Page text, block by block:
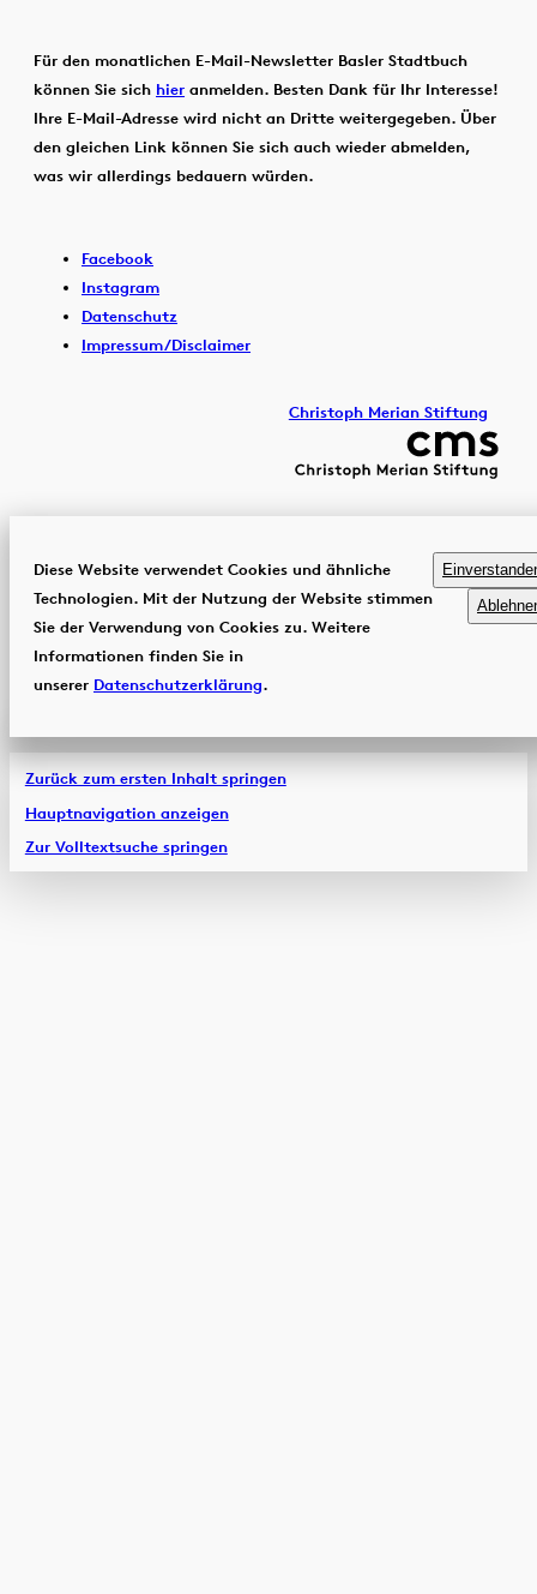
Für den monatlichen E-Mail-Newsletter Basler Stadtbuch
können Sie sich hier anmelden. Besten Dank für Ihr Interesse!
Ihre E-Mail-Adresse wird nicht an Dritte weitergegeben. Über
den gleichen Link können Sie sich auch wieder abmelden,
was wir allerdings bedauern würden.
Facebook
Instagram
Datenschutz
Impressum/Disclaimer
Christoph Merian Stiftung
Diese Website verwendet Cookies und ähnliche
Technologien. Mit der Nutzung der Website stimmen
Sie der Verwendung von Cookies zu. Weitere
Informationen finden Sie in
unserer Datenschutzerklärung.
Zurück zum ersten Inhalt springen
Hauptnavigation anzeigen
Zur Volltextsuche springen